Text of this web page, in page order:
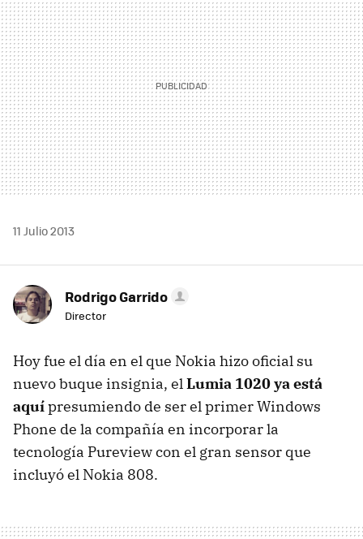
11 Julio 2013
Rodrigo Garrido
Director
Hoy fue el día en el que Nokia hizo oficial su
nuevo buque insignia, elLumia 1020 ya está
aquípresumiendo de ser el primer Windows
Phone de la compañía en incorporar la
tecnología Pureview con el gran sensor que
incluyó el Nokia 808.